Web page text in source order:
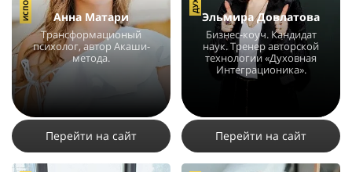
Анна Матари
Трансформационый
психолог, автор Акаши-
метода.
Перейти на сайт
Эльмира Довлатова
Бизнес-коуч. Кандидат
наук. Тренер авторской
технологии «Духовная
Интеграционика».
Перейти на сайт